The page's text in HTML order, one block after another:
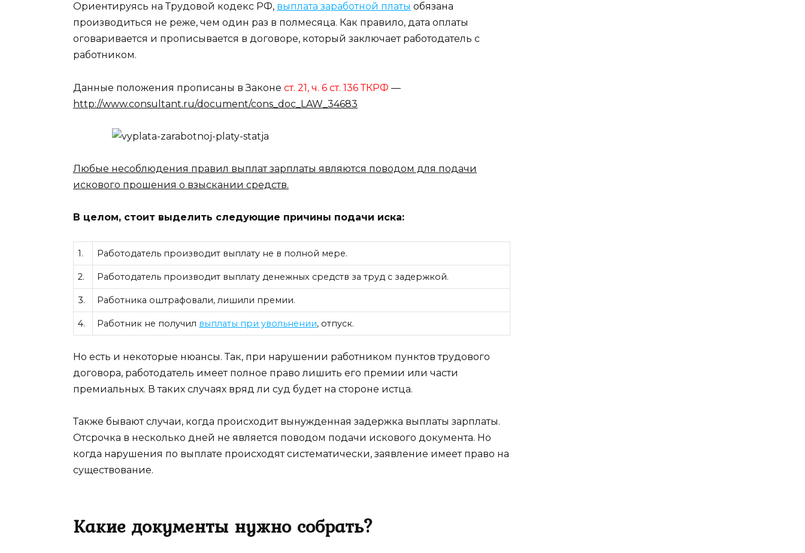
Ориентируясь на Трудовой кодекс РФ, выплата заработной платы обязана
производиться не реже, чем один раз в полмесяца. Как правило, дата оплаты
оговаривается и прописывается в договоре, который заключает работодатель с
работником.
Данные положения прописаны в Законе ст. 21, ч. 6 ст. 136 ТКРФ —
http://www.consultant.ru/document/cons_doc_LAW_34683
Любые несоблюдения правил выплат зарплаты являются поводом для подачи
искового прошения о взыскании средств.
В целом, стоит выделить следующие причины подачи иска:
1. Работодатель производит выплату не в полной мере.
2. Работодатель производит выплату денежных средств за труд с задержкой.
3. Работника оштрафовали, лишили премии.
4. Работник не получил выплаты при увольнении, отпуск.
Но есть и некоторые нюансы. Так, при нарушении работником пунктов трудового
договора, работодатель имеет полное право лишить его премии или части
премиальных. В таких случаях вряд ли суд будет на стороне истца.
Также бывают случаи, когда происходит вынужденная задержка выплаты зарплаты.
Отсрочка в несколько дней не является поводом подачи искового документа. Но
когда нарушения по выплате происходят систематически, заявление имеет право на
существование.
Какие документы нужно собрать?